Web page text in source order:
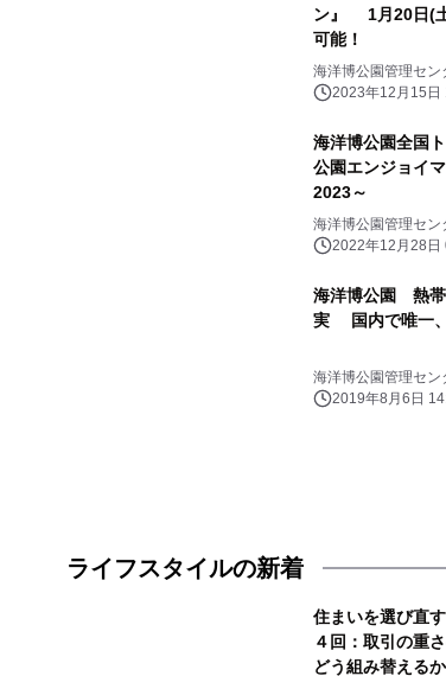
ン』 1月20日(
可能！
海洋博公園管理セン
2023年12月15日
海洋博公園全国
公園エンジョイマラソン ～同時開催 花咲く
2023～
海洋博公園管理セン
2022年12月28日
海洋博公園 熱帯
実 国内で唯一
海洋博公園管理セン
2019年8月6日
ライフスタイルの新着
住まいを選び直
４回：取引の重
どう組み替える